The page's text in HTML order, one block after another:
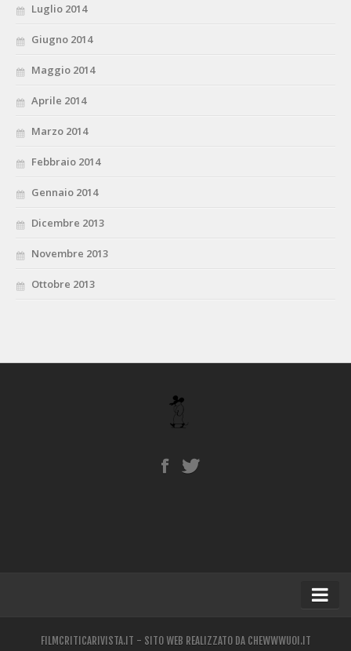
Luglio 2014
Giugno 2014
Maggio 2014
Aprile 2014
Marzo 2014
Febbraio 2014
Gennaio 2014
Dicembre 2013
Novembre 2013
Ottobre 2013
FILMCRITICARIVISTA.IT - SITO WEB REALIZZATO DA CHEWWWUOI.IT